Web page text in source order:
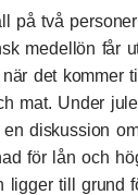
på två
medellön får
det kommer
mat. Under
diskussion
för lån och
ligger till grund